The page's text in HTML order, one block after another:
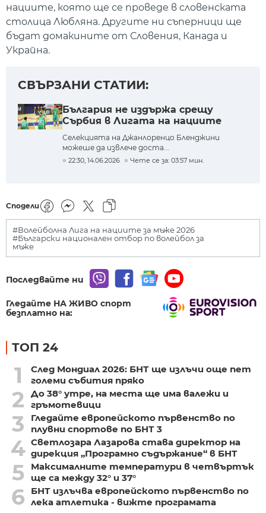
нациите, която ще се проведе в словенската
столица Любляна. Другите ни съперници ще
бъдат домакините от Словения, Канада и
Украйна.
СВЪРЗАНИ СТАТИИ:
България не издържа срещу
Сърбия в Лигата на нациите
Селекцията на Джанлоренцо Бленджини
можеше да извлече доста...
22:30, 14.06.2026 Чете се за: 03:57 мин.
Сподели
#Волейболна Лига на нациите за мъже 2026
#Български национален отбор по волейбол за
мъже
Последвайте ни
Гледайте НА ЖИВО спорт
безплатно на:
ТОП 24
1
След Мондиал 2026: БНТ ще излъчи още пет
големи събития пряко
2
До 38° утре, на места ще има валежи и
гръмотевици
3
Гледайте европейското първенство по
плувни спортове по БНТ 3
4 Светлозара Лазарова става директор на
дирекция „Програмно съдържание“ в БНТ
5
Максималните температури в четвъртък
ще са между 32° и 37°
6
БНТ излъчва европейското първенство по
лека атлетика - вижте програмата